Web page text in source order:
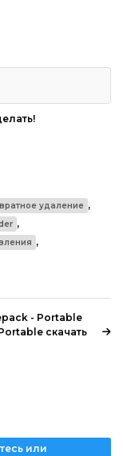
удаление ,
,
,
- Portable
скачать
или